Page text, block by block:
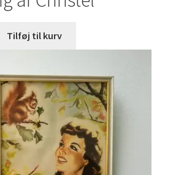
Tilføj til kurv